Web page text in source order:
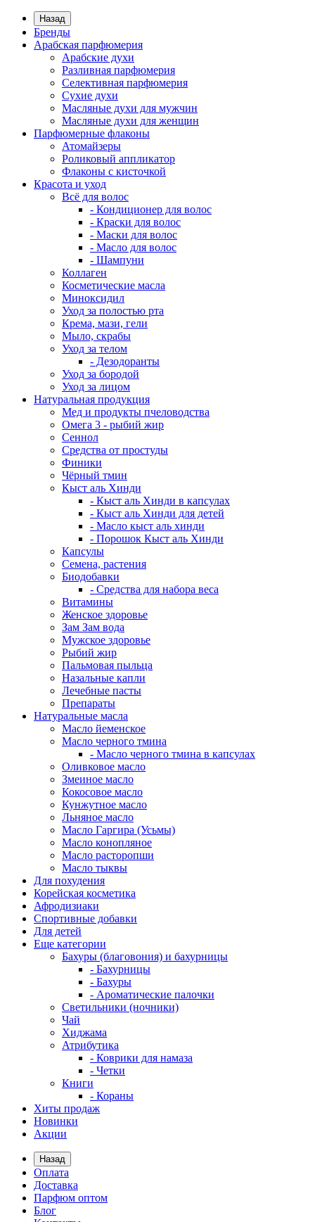
Назад
Бренды
Арабская парфюмерия
Арабские духи
Разливная парфюмерия
Селективная парфюмерия
Сухие духи
Масляные духи для мужчин
Масляные духи для женщин
Парфюмерные флаконы
Атомайзеры
Роликовый аппликатор
Флаконы с кисточкой
Красота и уход
Всё для волос
- Кондиционер для волос
- Краски для волос
- Маски для волос
- Масло для волос
- Шампуни
Коллаген
Косметические масла
Миноксидил
Уход за полостью рта
Крема, мази, гели
Мыло, скрабы
Уход за телом
- Дезодоранты
Уход за бородой
Уход за лицом
Натуральная продукция
Мед и продукты пчеловодства
Омега 3 - рыбий жир
Сеннол
Средства от простуды
Финики
Чёрный тмин
Кыст аль Хинди
- Кыст аль Хинди в капсулах
- Кыст аль Хинди для детей
- Масло кыст аль хинди
- Порошок Кыст аль Хинди
Капсулы
Семена, растения
Биодобавки
- Средства для набора веса
Витамины
Женское здоровье
Зам Зам вода
Мужское здоровье
Рыбий жир
Пальмовая пыльца
Назальные капли
Лечебные пасты
Препараты
Натуральные масла
Масло йеменское
Масло черного тмина
- Масло черного тмина в капсулах
Оливковое масло
Змеиное масло
Кокосовое масло
Кунжутное масло
Льняное масло
Масло Гаргира (Усьмы)
Масло конопляное
Масло расторопши
Масло тыквы
Для похудения
Корейская косметика
Афродизиаки
Спортивные добавки
Для детей
Еще категории
Бахуры (благовония) и бахурницы
- Бахурницы
- Бахуры
- Ароматические палочки
Светильники (ночники)
Чай
Хиджама
Атрибутика
- Коврики для намаза
- Четки
Книги
- Кораны
Хиты продаж
Новинки
Акции
Назад
Оплата
Доставка
Парфюм оптом
Блог